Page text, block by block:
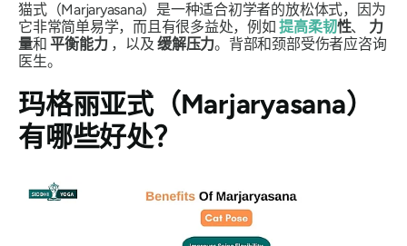
猫式（Marjaryasana）是一种适合初学者的放松体式，因为
它非常简单易学，而且有很多益处，例如提高柔韧性、 力
量和平衡能力，以及缓解压力。背部和颈部受伤者应咨询
医生。
玛格丽亚式（Marjaryasana）
有哪些好处？